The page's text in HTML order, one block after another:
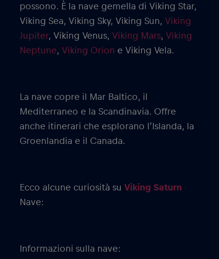
possono. È la nave gemella di Viking Star,
Viking Sea, Viking Sky, Viking Sun, Viking
Jupiter, Viking Venus, Viking Mars, Viking
Neptune, Viking Orion e Viking Vela.
La nave copre il Mar Baltico, il
Mediterraneo e la Scandinavia. Offre
anche itinerari che esplorano l’Islanda, la
Groenlandia e il Canada.
Ecco alcune curiosità su Viking Saturn
Nave:
Informazioni sulla nave: